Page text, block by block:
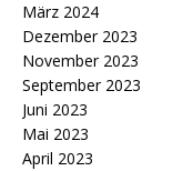
März 2024
Dezember 2023
November 2023
September 2023
Juni 2023
Mai 2023
April 2023